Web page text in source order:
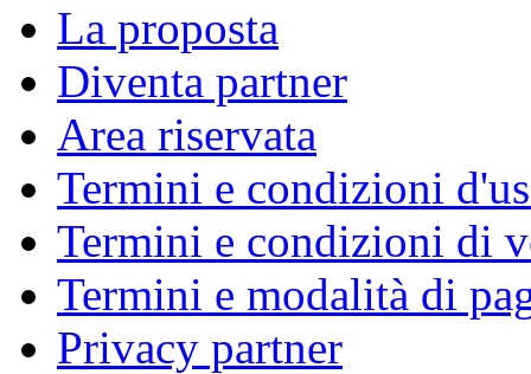
La proposta
Diventa partner
Area riservata
Termini e condizioni
Termini e condizioni di
Termini e modalità di
Privacy partner